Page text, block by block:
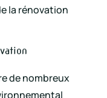
la rénovation
de nombreux